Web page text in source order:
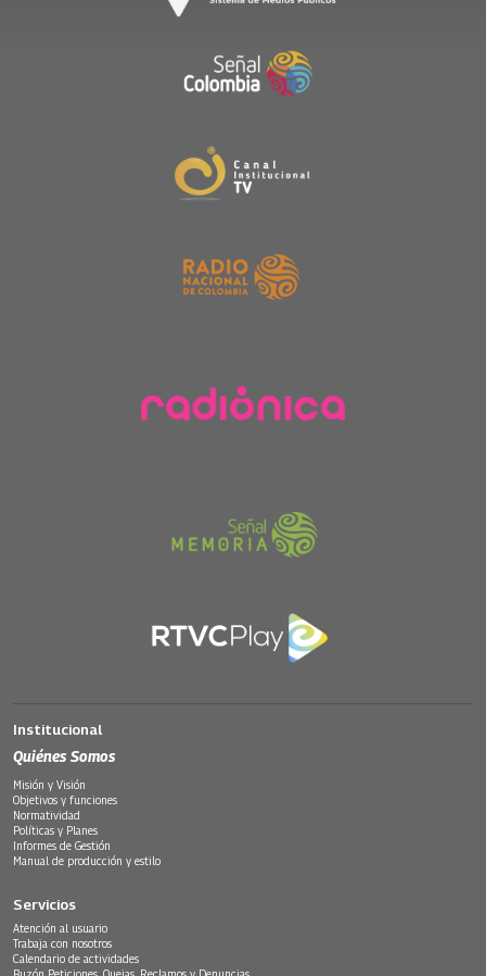
Institucional
Quiénes Somos
Misión y Visión
Objetivos y funciones
Normatividad
Políticas y Planes
Informes de Gestión
Manual de producción y estilo
Servicios
Atención al usuario
Trabaja con nosotros
Calendario de actividades